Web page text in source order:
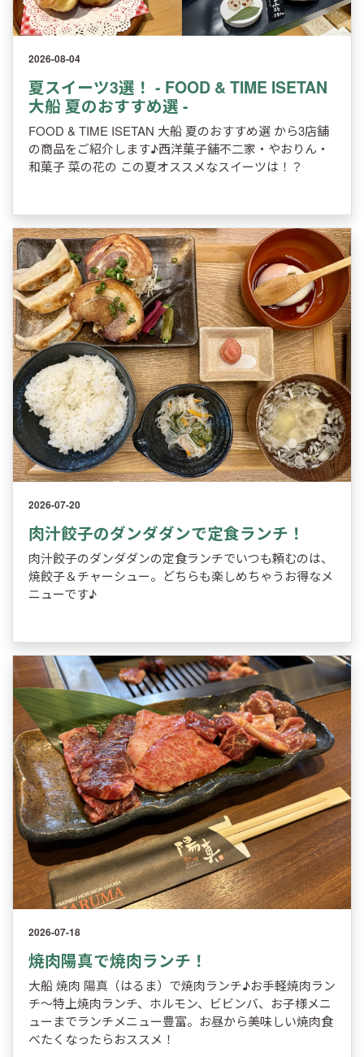
2026-08-04
夏スイーツ3選！ - FOOD & TIME ISETAN
大船 夏のおすすめ選 -
FOOD & TIME ISETAN 大船 夏のおすすめ選 から3店舗
の商品をご紹介します♪西洋菓子舗不二家・やおりん・
和菓子 菜の花の この夏オススメなスイーツは！？
2026-07-20
肉汁餃子のダンダダンで定食ランチ！
肉汁餃子のダンダダンの定食ランチでいつも頼むのは、
焼餃子＆チャーシュー。どちらも楽しめちゃうお得なメ
ニューです♪
2026-07-18
焼肉陽真で焼肉ランチ！
大船 焼肉 陽真（はるま）で焼肉ランチ♪お手軽焼肉ラン
チ～特上焼肉ランチ、ホルモン、ビビンバ、お子様メニ
ューまでランチメニュー豊富。お昼から美味しい焼肉食
べたくなったらおススメ！